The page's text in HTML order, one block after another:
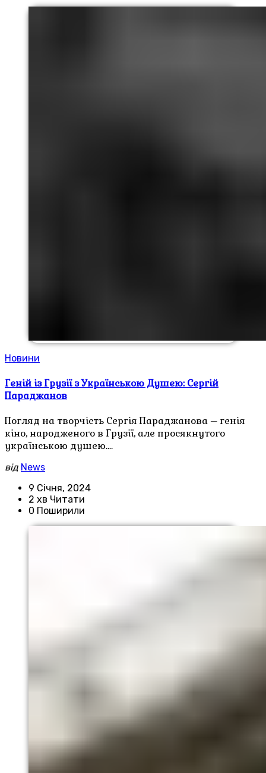
Новини
Геній із Грузії з Українською Душею: Сергій
Параджанов
Погляд на творчість Сергія Параджанова – генія
кіно, народженого в Грузії, але просякнутого
українською душею.…
від News
9 Січня, 2024
2 хв Читати
0 Поширили